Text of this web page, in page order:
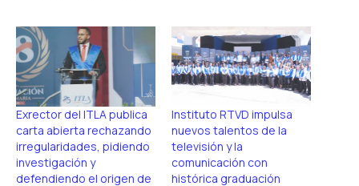
Exrector del ITLA publica
carta abierta rechazando
irregularidades, pidiendo
investigación y
defendiendo el origen de
Instituto RTVD impulsa
nuevos talentos de la
televisión y la
comunicación con
histórica graduación